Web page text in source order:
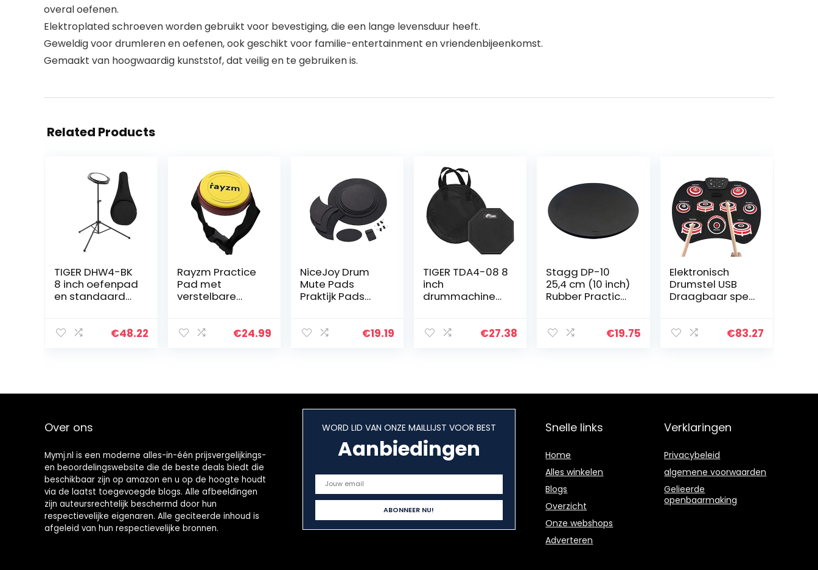
overal oefenen.
Elektroplated schroeven worden gebruikt voor bevestiging, die een lange levensduur heeft.
Geweldig voor drumleren en oefenen, ook geschikt voor familie-entertainment en vriendenbijeenkomst.
Gemaakt van hoogwaardig kunststof, dat veilig en te gebruiken is.
Related Products
TIGER DHW4-BK
8 inch oefenpad
en standaard
warm-ups en
€48.22
Rayzm Practice
Pad met
verstelbare
echte trommel
€24.99
NiceJoy Drum
Mute Pads
Praktijk Pads
Drum Sound Off
€19.19
TIGER TDA4-08 8
inch
drummachine
€27.38
Stagg DP-10
25,4 cm (10 inch)
Rubber Practice
€19.75
Elektronisch
Drumstel USB
Draagbaar spel
voor Beginner
€83.27
Over ons
Mymj.nl is een moderne alles-in-één prijsvergelijkings-
en beoordelingswebsite die de beste deals biedt die
beschikbaar zijn op amazon en u op de hoogte houdt
via de laatst toegevoegde blogs. Alle afbeeldingen
zijn auteursrechtelijk beschermd door hun
respectievelijke eigenaren. Alle geciteerde inhoud is
afgeleid van hun respectievelijke bronnen.
WORD LID VAN ONZE MAILLIJST VOOR BEST
Aanbiedingen
Snelle links
Home
Alles winkelen
Blogs
Overzicht
Onze webshops
Adverteren
Verklaringen
Privacybeleid
algemene voorwaarden
Gelieerde
openbaarmaking